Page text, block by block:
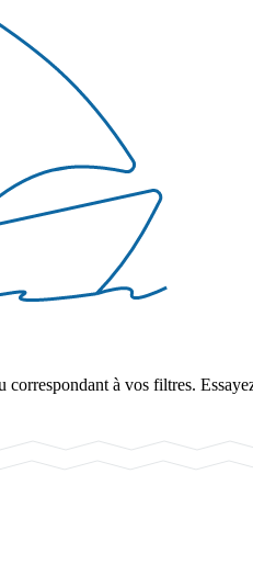
correspondant à vos filtres.